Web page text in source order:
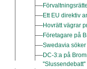
Ett EU direktiv
Hovrätt vägrar
Företagare på
Swedavia
DC-3:a på